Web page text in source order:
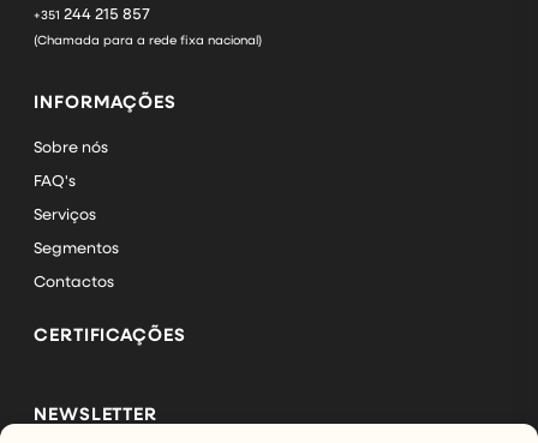
+351 244 215 857
(Chamada para a rede fixa nacional)
INFORMAÇÕES
Sobre nós
FAQ's
Serviços
Segmentos
Contactos
CERTIFICAÇÕES
NEWSLETTER